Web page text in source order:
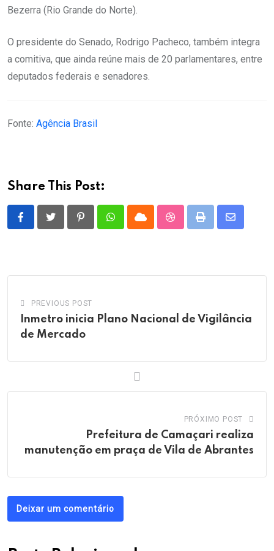
Bezerra (Rio Grande do Norte).
O presidente do Senado, Rodrigo Pacheco, também integra
a comitiva, que ainda reúne mais de 20 parlamentares, entre
deputados federais e senadores.
Fonte: Agência Brasil
Share This Post:
PinterestWhatsappCloud StumbleUpon
Print
Share
PREVIOUS POST
Inmetro inicia Plano Nacional de Vigilância
de Mercado
PRÓXIMO POST
Prefeitura de Camaçari realiza
manutenção em praça de Vila de Abrantes
Deixar um comentário